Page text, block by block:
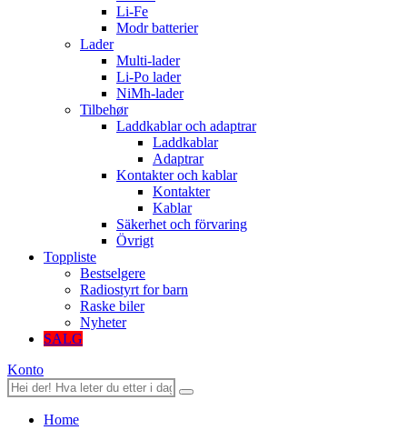
Li-Fe
Modr batterier
Lader
Multi-lader
Li-Po lader
NiMh-lader
Tilbehør
Laddkablar och adaptrar
Laddkablar
Adaptrar
Kontakter och kablar
Kontakter
Kablar
Säkerhet och förvaring
Övrigt
Toppliste
Bestselgere
Radiostyrt for barn
Raske biler
Nyheter
SALG
Konto
Home